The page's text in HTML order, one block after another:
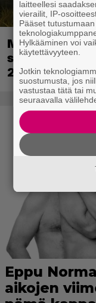
saapuu ensi
2 päivättiin
laitteellesi
vierailit, IP-
Pääset
Hylkääminen voi
käytettävyyteen.
Jotkin
suostumusta, jos
vastustaa tätä tai
seuraavalla